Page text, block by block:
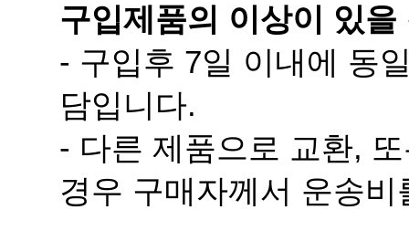
구입제품의 이상이 있을
담입니다.
경우 구매자께서 운송